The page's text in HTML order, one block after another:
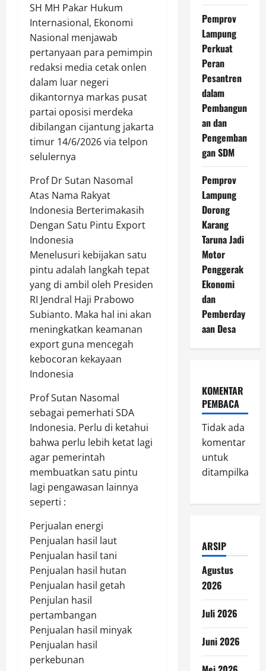
SH MH Pakar Hukum
Internasional, Ekonomi
Nasional menjawab
pertanyaan para pemimpin
redaksi media cetak onlen
dalam luar negeri
dikantornya markas pusat
partai oposisi merdeka
dibilangan cijantung jakarta
timur 14/6/2026 via telpon
selulernya
Prof Dr Sutan Nasomal
Atas Nama Rakyat
Indonesia Berterimakasih
Dengan Satu Pintu Export
Indonesia
Menelusuri kebijakan satu
pintu adalah langkah tepat
yang di ambil oleh Presiden
RI Jendral Haji Prabowo
Subianto. Maka hal ini akan
meningkatkan keamanan
export guna mencegah
kebocoran kekayaan
Indonesia
Prof Sutan Nasomal
sebagai pemerhati SDA
Indonesia. Perlu di ketahui
bahwa perlu lebih ketat lagi
agar pemerintah
membuatkan satu pintu
lagi pengawasan lainnya
seperti :
Perjualan energi
Penjualan hasil laut
Penjualan hasil tani
Penjualan hasil hutan
Penjualan hasil getah
Penjulan hasil
pertambangan
Penjualan hasil minyak
Penjualan hasil
perkebunan
Pemprov
Lampung
Perkuat
Peran
Pesantren
dalam
Pembangun
an dan
Pengemban
gan SDM
Pemprov
Lampung
Dorong
Karang
Taruna Jadi
Motor
Penggerak
Ekonomi
dan
Pemberday
aan Desa
KOMENTAR
PEMBACA
Tidak ada
komentar
untuk
ditampilkan.
ARSIP
Agustus
2026
Juli 2026
Juni 2026